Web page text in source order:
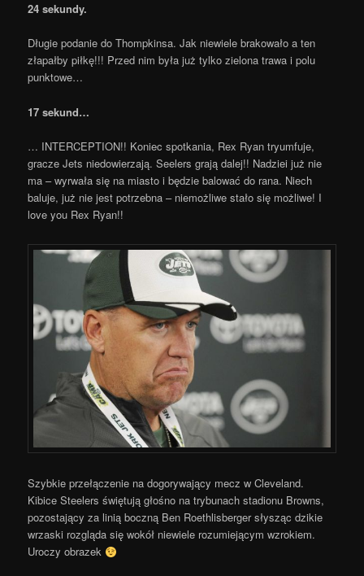
24 sekundy.
Długie podanie do Thompkinsa. Jak niewiele brakowało a ten
złapałby piłkę!!! Przed nim była już tylko zielona trawa i polu
punktowe…
17 sekund…
… INTERCEPTION!! Koniec spotkania, Rex Ryan tryumfuje,
gracze Jets niedowierzają. Seelers grają dalej!! Nadziei już nie
ma – wyrwała się na miasto i będzie balować do rana. Niech
baluje, już nie jest potrzebna – niemożliwe stało się możliwe! I
love you Rex Ryan!!
Szybkie przełączenie na dogorywający mecz w Cleveland.
Kibice Steelers świętują głośno na trybunach stadionu Browns,
pozostający za linią boczną Ben Roethlisberger słysząc dzikie
wrzaski rozgląda się wokół niewiele rozumiejącym wzrokiem.
Uroczy obrazek